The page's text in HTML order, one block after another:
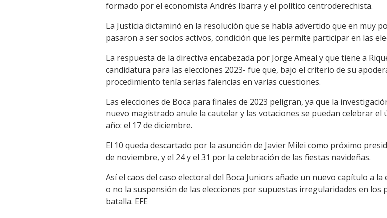
formado por el economista Andrés Ibarra y el político centroderechista.
La Justicia dictaminó en la resolución que se había advertido que en muy
pasaron a ser socios activos, condición que les permite participar en las
La respuesta de la directiva encabezada por Jorge Ameal y que tiene a
candidatura para las elecciones 2023- fue que, bajo el criterio de su
procedimiento tenía serias falencias en varias cuestiones.
Las elecciones de Boca para finales de 2023 peligran, ya que la
nuevo magistrado anule la cautelar y las votaciones se puedan celebrar
año: el 17 de diciembre.
El 10 queda descartado por la asunción de Javier Milei como próximo
de noviembre, y el 24 y el 31 por la celebración de las fiestas navideñas.
Así el caos del caso electoral del Boca Juniors añade un nuevo capítulo a
o no la suspensión de las elecciones por supuestas irregularidades en los
batalla. EFE